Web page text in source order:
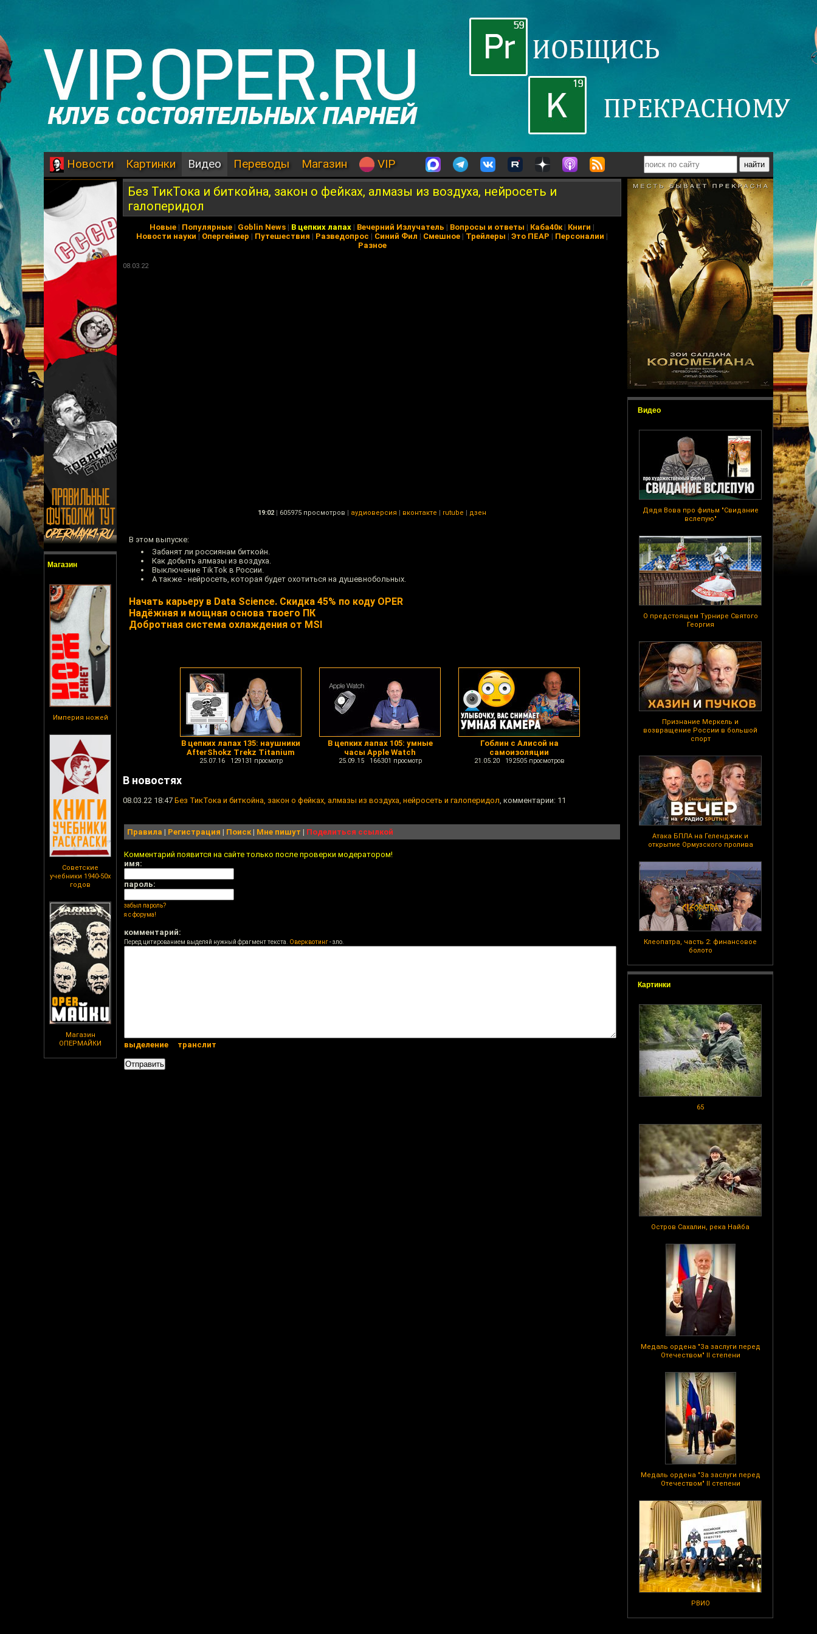
Новости Картинки Видео Переводы Магазин VIP
Магазин
Империя ножей
Советские
учебники 1940-50х
годов
Магазин
ОПЕРМАЙКИ
Видео
Дядя Вова про фильм "Свидание
вслепую"
О предстоящем Турнире Святого
Георгия
Признание Меркель и
возвращение России в большой
спорт
Атака БПЛА на Геленджик и
открытие Ормузского пролива
Клеопатра, часть 2: финансовое
болото
Картинки
65
Остров Сахалин, река Найба
Медаль ордена "За заслуги перед
Отечеством" II степени
Медаль ордена "За заслуги перед
Отечеством" II степени
РВИО
Без ТикТока и биткойна, закон о фейках, алмазы из воздуха, нейросеть и
галоперидол
Новые | Популярные | Goblin News | В цепких лапах | Вечерний Излучатель | Вопросы и ответы | Каба40к| Книги |
Новости науки | Опергеймер | Путешествия | Разведопрос | Синий Фил | Смешное | Трейлеры | Это ПЕАР | Персоналии |
Разное
08.03.22
19:02 | 605975 просмотров | аудиоверсия | вконтакте | rutube | дзен
В этом выпуске:
Забанят ли россиянам биткойн.
Как добыть алмазы из воздуха.
Выключение TikTok в России.
А также - нейросеть, которая будет охотиться на душевнобольных.
Начать карьеру в Data Science. Cкидка 45% по коду OPER
Надёжная и мощная основа твоего ПК
Добротная система охлаждения от MSI
В цепких лапах 135: наушники
AfterShokz Trekz Titanium
25.07.16 129131 просмотр
В цепких лапах 105: умные
часы Apple Watch
25.09.15 166301 просмотр
Гоблин с Алисой на
самоизоляции
21.05.20 192505 просмотров
В новостях
08.03.22 18:47 Без ТикТока и биткойна, закон о фейках, алмазы из воздуха, нейросеть и галоперидол, комментарии: 11
Правила | Регистрация | Поиск| Мне пишут | Поделиться ссылкой
Комментарий появится на сайте только после проверки модератором!
имя:
пароль:
забыл пароль?
я с форума!
комментарий:
Перед цитированием выделяй нужный фрагмент текста. Оверквотинг- зло.
выделение транслит